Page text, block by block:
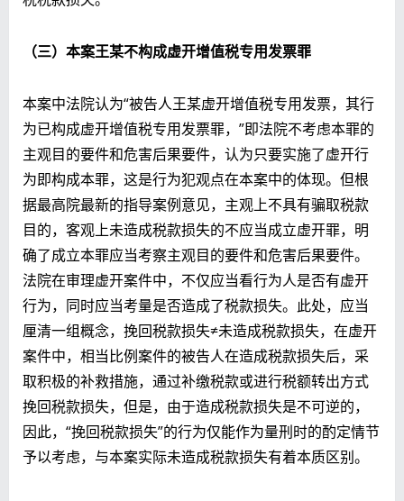
（三）本案王某不构成虚开增值税专用发票罪
本案中法院认为“被告人王某虚开增值税专用发票，其行
为已构成虚开增值税专用发票罪，”即法院不考虑本罪的
主观目的要件和危害后果要件，认为只要实施了虚开行
为即构成本罪，这是行为犯观点在本案中的体现。但根
据最高院最新的指导案例意见，主观上不具有骗取税款
目的，客观上未造成税款损失的不应当成立虚开罪，明
确了成立本罪应当考察主观目的要件和危害后果要件。
法院在审理虚开案件中，不仅应当看行为人是否有虚开
行为，同时应当考量是否造成了税款损失。此处，应当
厘清一组概念，挽回税款损失≠未造成税款损失，在虚开
案件中，相当比例案件的被告人在造成税款损失后，采
取积极的补救措施，通过补缴税款或进行税额转出方式
挽回税款损失，但是，由于造成税款损失是不可逆的，
因此，“挽回税款损失”的行为仅能作为量刑时的酌定情节
予以考虑，与本案实际未造成税款损失有着本质区别。